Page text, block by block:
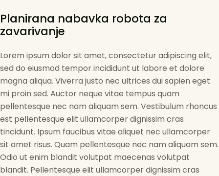
Planirana nabavka robota za
zavarivanje
Lorem ipsum dolor sit amet, consectetur adipiscing elit,
sed do eiusmod tempor incididunt ut labore et dolore
magna aliqua. Viverra justo nec ultrices dui sapien eget
mi proin sed. Auctor neque vitae tempus quam
pellentesque nec nam aliquam sem. Vestibulum rhoncus
est pellentesque elit ullamcorper dignissim cras
tincidunt. Ipsum faucibus vitae aliquet nec ullamcorper
sit amet risus. Quam pellentesque nec nam aliquam sem.
Odio ut enim blandit volutpat maecenas volutpat
blandit. Pellentesque elit ullamcorper dignissim cras